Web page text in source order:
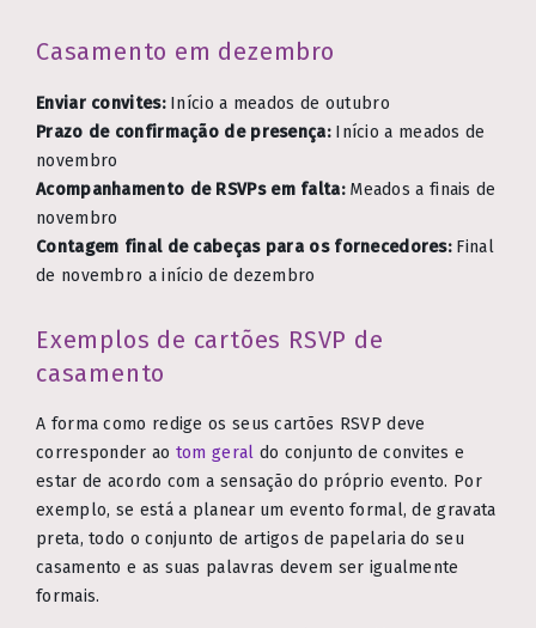
Casamento em dezembro
Enviar convites:Início a meados de outubro
Prazo de confirmação de presença:Início a meados de
novembro
Acompanhamento de RSVPs em falta:Meados a finais de
novembro
Contagem final de cabeças para os fornecedores:Final
de novembro a início de dezembro
Exemplos de cartões RSVP de
casamento
A forma como redige os seus cartões RSVP deve
corresponder ao tom geral do conjunto de convites e
estar de acordo com a sensação do próprio evento. Por
exemplo, se está a planear um evento formal, de gravata
preta, todo o conjunto de artigos de papelaria do seu
casamento e as suas palavras devem ser igualmente
formais.